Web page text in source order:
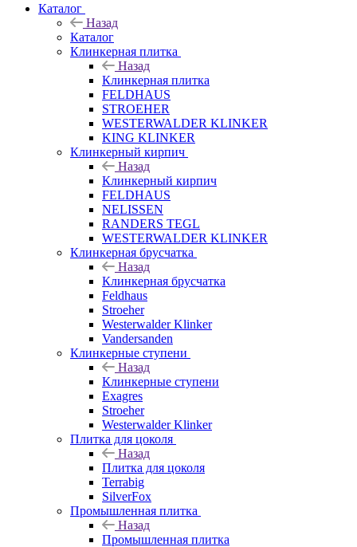
Каталог
Назад
Каталог
Клинкерная плитка
Назад
Клинкерная плитка
FELDHAUS
STROEHER
WESTERWALDER KLINKER
KING KLINKER
Клинкерный кирпич
Назад
Клинкерный кирпич
FELDHAUS
NELISSEN
RANDERS TEGL
WESTERWALDER KLINKER
Клинкерная брусчатка
Назад
Клинкерная брусчатка
Feldhaus
Stroeher
Westerwalder Klinker
Vandersanden
Клинкерные ступени
Назад
Клинкерные ступени
Exagres
Stroeher
Westerwalder Klinker
Плитка для цоколя
Назад
Плитка для цоколя
Terrabig
SilverFox
Промышленная плитка
Назад
Промышленная плитка